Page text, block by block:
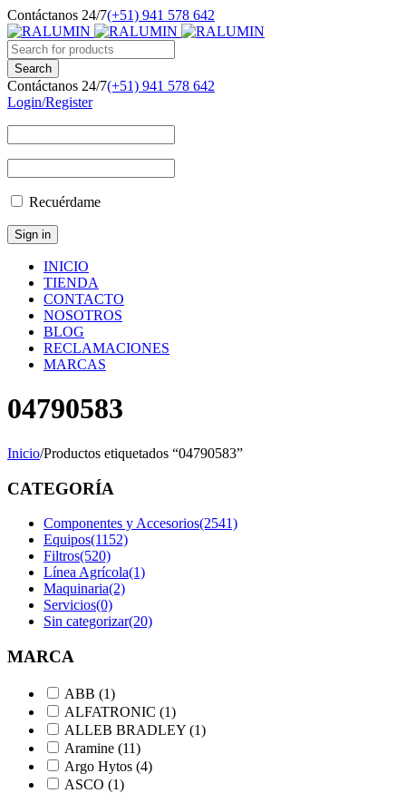
Contáctanos 24/7(+51) 941 578 642
Contáctanos 24/7(+51) 941 578 642
Login/Register
Recuérdame
INICIO
TIENDA
CONTACTO
NOSOTROS
BLOG
RECLAMACIONES
MARCAS
04790583
Inicio/Productos etiquetados “04790583”
CATEGORÍA
Componentes y Accesorios(2541)
Equipos(1152)
Filtros(520)
Línea Agrícola(1)
Maquinaria(2)
Servicios(0)
Sin categorizar(20)
MARCA
ABB (1)
ALFATRONIC (1)
ALLEB BRADLEY (1)
Aramine (11)
Argo Hytos (4)
ASCO (1)